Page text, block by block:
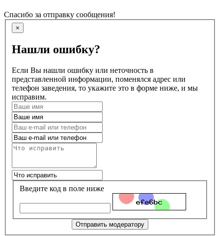
Спасибо за отправку сообщения!
×
Нашли ошибку?
Если Вы нашли ошибку или неточность в
представленной информации, поменялся адрес или
телефон заведения, то укажите это в форме ниже, и мы
исправим.
Введите код в поле ниже
Отправить модератору